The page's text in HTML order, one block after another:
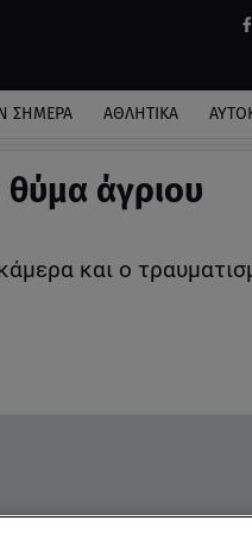
ΣΗΜΕΡΑ ΑΘΛΗΤΙΚΑ
θύμα άγριου
και ο